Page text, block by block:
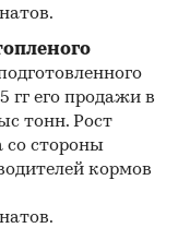
гг его продажи в
тонн. Рост
со стороны
кормов